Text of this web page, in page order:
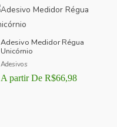
Adesivo Medidor Régua
Unicórnio
Adesivos
A partir De R$66,98